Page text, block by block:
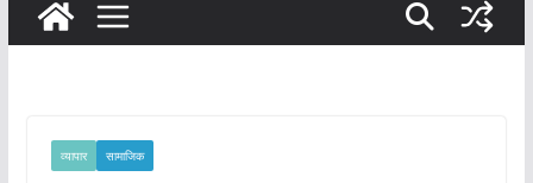
व्यापार सामाजिक